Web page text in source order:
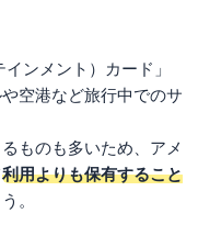
ンメント）カード」
空港など旅行中でのサ
ものも多いため、アメ
利用よりも保有すること
。